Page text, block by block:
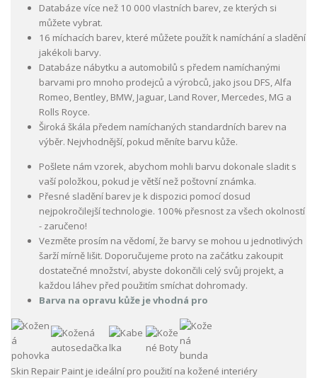
Databáze více než 10 000 vlastních barev, ze kterých si
můžete vybrat.
16 míchacích barev, které můžete použít k namíchání a sladění
jakékoli barvy.
Databáze nábytku a automobilů s předem namíchanými
barvami pro mnoho prodejců a výrobců, jako jsou DFS, Alfa
Romeo, Bentley, BMW, Jaguar, Land Rover, Mercedes, MG a
Rolls Royce.
Široká škála předem namíchaných standardních barev na
výběr. Nejvhodnější, pokud měníte barvu kůže.
Pošlete nám vzorek, abychom mohli barvu dokonale sladit s
vaší položkou, pokud je větší než poštovní známka.
Přesné sladění barev je k dispozici pomocí dosud
nejpokročilejší technologie. 100% přesnost za všech okolností
- zaručeno!
Vezměte prosím na vědomí, že barvy se mohou u jednotlivých
šarží mírně lišit. Doporučujeme proto na začátku zakoupit
dostatečné množství, abyste dokončili celý svůj projekt, a
každou láhev před použitím smíchat dohromady.
Barva na opravu kůže je vhodná pro
Skin Repair Paint je ideální pro použití na kožené interiéry